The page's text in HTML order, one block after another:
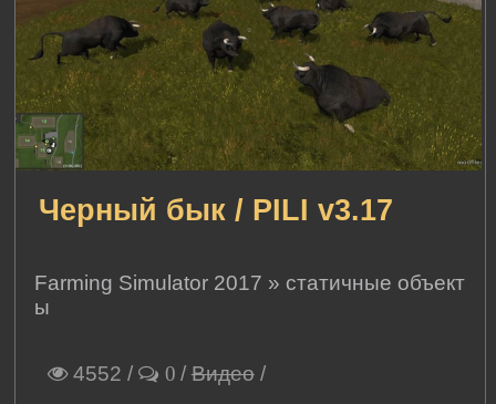
Черный бык / PILI v3.17
Farming Simulator 2017 » статичные объект
ы
4552 / 0 /Видео/